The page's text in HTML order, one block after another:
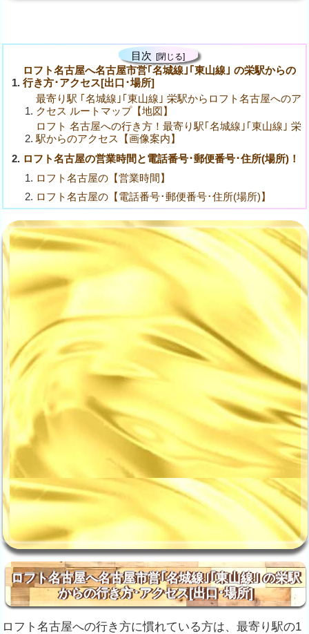
目次
ロフト名古屋へ名古屋市営｢名城線｣｢東山線｣ の栄駅からの
行き方･アクセス[出口･場所]
最寄り駅 ｢名城線｣｢東山線｣ 栄駅からロフト名古屋へのア
クセス ルートマップ【地図】
ロフト 名古屋への行き方！最寄り駅｢名城線｣｢東山線｣ 栄
駅からのアクセス【画像案内】
ロフト名古屋の営業時間と電話番号･郵便番号･住所(場所)！
ロフト名古屋の【営業時間】
ロフト名古屋の【電話番号･郵便番号･住所(場所)】
ロフト名古屋へ名古屋市営｢名城線｣｢東山線｣ の栄駅
からの行き方･アクセス[出口･場所]
ロフト名古屋への行き方に慣れている方は、最寄り駅の1